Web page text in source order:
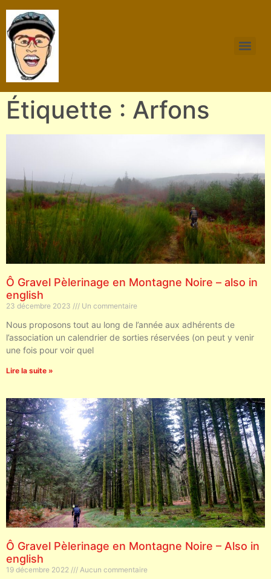
Étiquette : Arfons
Ô Gravel Pèlerinage en Montagne Noire – also in
english
23 décembre 2023 Un commentaire
Nous proposons tout au long de l’année aux adhérents de
l’association un calendrier de sorties réservées (on peut y venir
une fois pour voir quel
Lire la suite »
Ô Gravel Pèlerinage en Montagne Noire – Also in
english
19 décembre 2022 Aucun commentaire